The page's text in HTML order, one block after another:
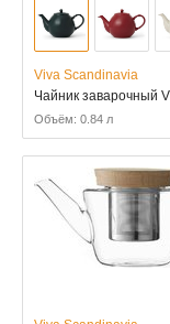
Viva Scandinavia
Чайник заварочный
Объём: 0.84 л